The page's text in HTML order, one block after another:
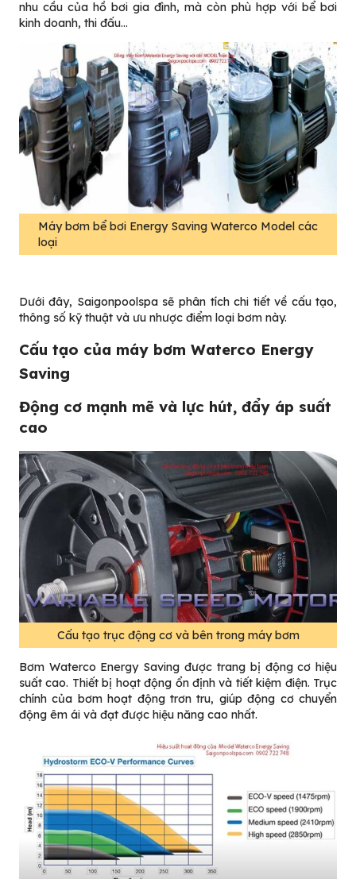
nhu cầu của hồ bơi gia đình, mà còn phù hợp với bể bơi
kinh doanh, thi đấu…
Máy bơm bể bơi Energy Saving Waterco Model các
loại
Dưới đây, Saigonpoolspa sẽ phân tích chi tiết về cấu tạo,
thông số kỹ thuật và ưu nhược điểm loại bơm này.
Cấu tạo của máy bơm Waterco Energy
Saving
Động cơ mạnh mẽ và lực hút, đẩy áp suất
cao
Cấu tạo trục động cơ và bên trong máy bơm
Bơm Waterco Energy Saving được trang bị động cơ hiệu
suất cao. Thiết bị hoạt động ổn định và tiết kiệm điện. Trục
chính của bơm hoạt động trơn tru, giúp động cơ chuyển
động êm ái và đạt được hiệu năng cao nhất.